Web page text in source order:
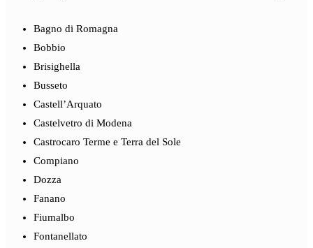
Bagno di Romagna
Bobbio
Brisighella
Busseto
Castell’Arquato
Castelvetro di Modena
Castrocaro Terme e Terra del Sole
Compiano
Dozza
Fanano
Fiumalbo
Fontanellato